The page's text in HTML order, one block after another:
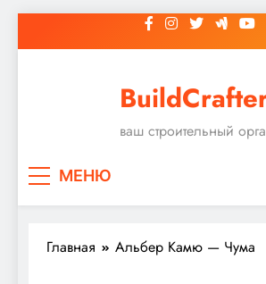
к
ваш строительный
МЕНЮ
Главная Альбер Камю — Чума